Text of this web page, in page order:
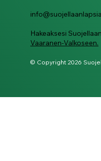
Hakeaksesi
Vaaranen-Valkoseen.
© Copyright 2026